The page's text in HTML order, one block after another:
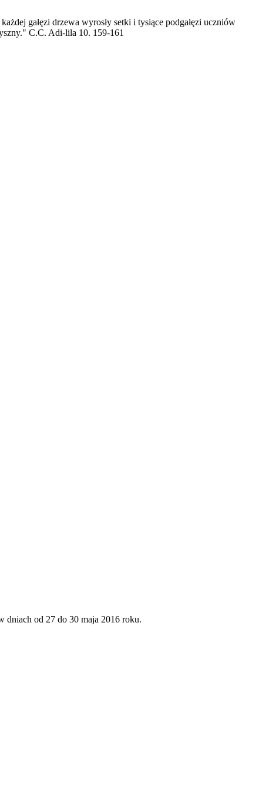
gałęzi drzewa wyrosły setki i tysiące podgałęzi uczniów
C.C. Adi-lila 10. 159-161
dniach od 27 do 30 maja 2016 roku.